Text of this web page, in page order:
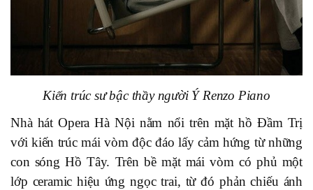
Kiến trúc sư bậc thầy người Ý Renzo Piano
Nhà hát Opera Hà Nội nằm nổi trên mặt hồ Đầm Trị
với kiến trúc mái vòm độc đáo lấy cảm hứng từ những
con sóng Hồ Tây. Trên bề mặt mái vòm có phủ một
lớp ceramic hiệu ứng ngọc trai, từ đó phản chiếu ánh